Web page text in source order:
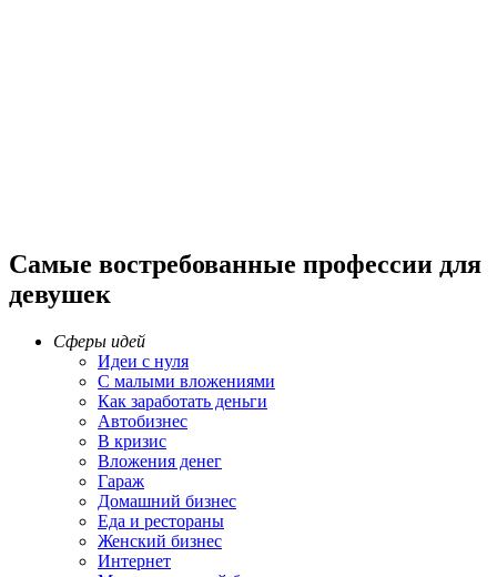
Самые востребованные профессии для
девушек
Сферы идей
Идеи с нуля
С малыми вложениями
Как заработать деньги
Автобизнес
В кризис
Вложения денег
Гараж
Домашний бизнес
Еда и рестораны
Женский бизнес
Интернет